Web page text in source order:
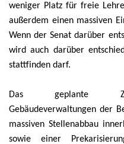
weniger Platz für freie
außerdem einen massiven
Wenn der Senat darüber
wird auch darüber
stattfinden darf.
Das geplante
Gebäudeverwaltungen der
massiven Stellenabbau
sowie einer